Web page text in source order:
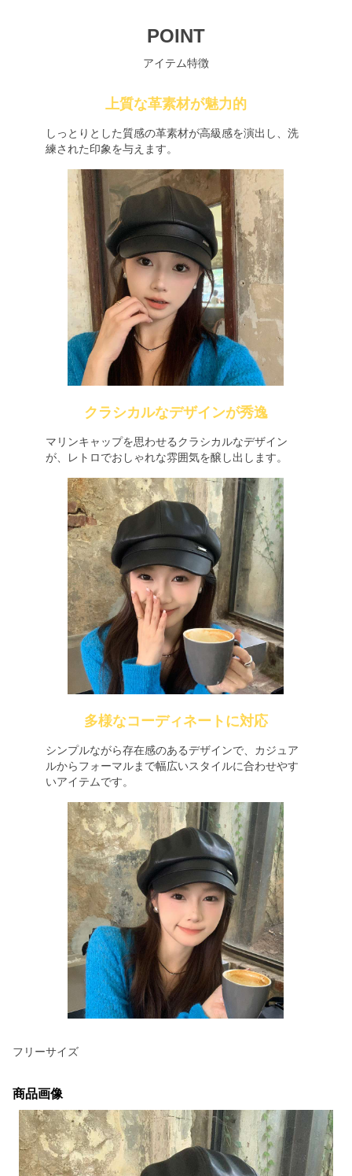
POINT
アイテム特徴
上質な革素材が魅力的
しっとりとした質感の革素材が高級感を演出し、洗
練された印象を与えます。
クラシカルなデザインが秀逸
マリンキャップを思わせるクラシカルなデザイン
が、レトロでおしゃれな雰囲気を醸し出します。
多様なコーディネートに対応
シンプルながら存在感のあるデザインで、カジュア
ルからフォーマルまで幅広いスタイルに合わせやす
いアイテムです。
フリーサイズ
商品画像